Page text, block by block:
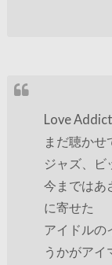
Love
まだ聴かせ
ジャズ、ビ
今まではあ
に寄せた
アイドルの
うかがアイ